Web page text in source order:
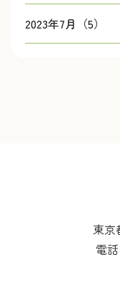
2023年7月（5）
東京
電話